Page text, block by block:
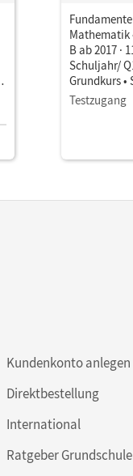
Mathematik
B ab 2017 ·
Schuljahr/
Grundkurs •
als E-Book
Testzugang
Kundenkonto anlegen
Direktbestellung
International
Ratgeber Grundschule